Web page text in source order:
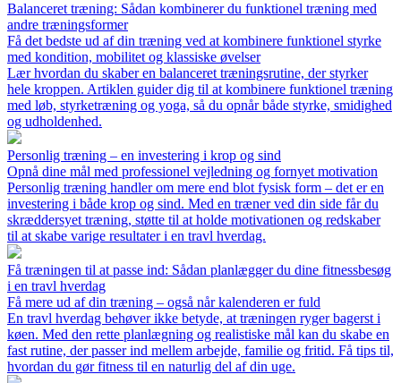
Balanceret træning: Sådan kombinerer du funktionel træning med
andre træningsformer
Få det bedste ud af din træning ved at kombinere funktionel styrke
med kondition, mobilitet og klassiske øvelser
Lær hvordan du skaber en balanceret træningsrutine, der styrker
hele kroppen. Artiklen guider dig til at kombinere funktionel træning
med løb, styrketræning og yoga, så du opnår både styrke, smidighed
og udholdenhed.
Personlig træning – en investering i krop og sind
Opnå dine mål med professionel vejledning og fornyet motivation
Personlig træning handler om mere end blot fysisk form – det er en
investering i både krop og sind. Med en træner ved din side får du
skræddersyet træning, støtte til at holde motivationen og redskaber
til at skabe varige resultater i en travl hverdag.
Få træningen til at passe ind: Sådan planlægger du dine fitnessbesøg
i en travl hverdag
Få mere ud af din træning – også når kalenderen er fuld
En travl hverdag behøver ikke betyde, at træningen ryger bagerst i
køen. Med den rette planlægning og realistiske mål kan du skabe en
fast rutine, der passer ind mellem arbejde, familie og fritid. Få tips til,
hvordan du gør fitness til en naturlig del af din uge.